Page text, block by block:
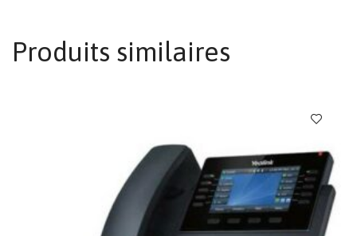
Produits similaires